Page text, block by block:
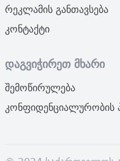
რეკლამის განთავსება
კონტაქტი
დაგვიჭირეთ მხარი
შემოწირულება
კონფიდენციალურობის